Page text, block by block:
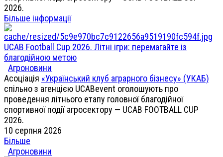
2026.
Більше інформації
UCAB Football Cup 2026. Літні ігри: перемагайте із
благодійною метою
Агроновини
Асоціація «Український клуб аграрного бізнесу» (УКАБ)
спільно з агенцією UCABevent оголошують про
проведення літнього етапу головної благодійної
спортивної події агросектору — UCAB FOOTBALL CUP
2026.
10 серпня 2026
Більше
Агроновини